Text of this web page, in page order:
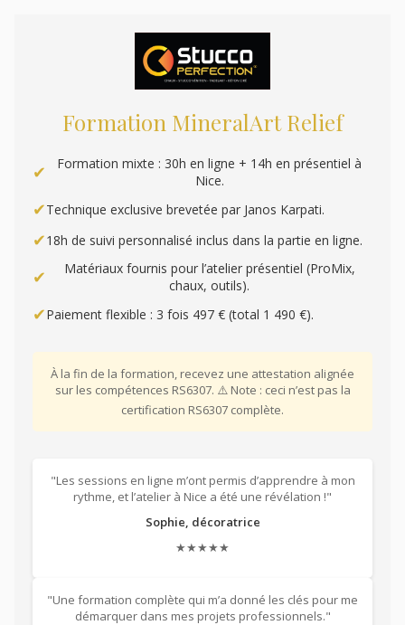
Formation MineralArt Relief
Formation mixte : 30h en ligne + 14h en présentiel à
Nice.
Technique exclusive brevetée par Janos Karpati.
18h de suivi personnalisé inclus dans la partie en ligne.
Matériaux fournis pour l’atelier présentiel (ProMix,
chaux, outils).
Paiement flexible : 3 fois 497 € (total 1 490 €).
À la fin de la formation, recevez une attestation alignée
sur les compétences RS6307. ⚠️ Note : ceci n’est pas la
certification RS6307 complète.
"Les sessions en ligne m’ont permis d’apprendre à mon
rythme, et l’atelier à Nice a été une révélation !"
Sophie, décoratrice
★★★★★
"Une formation complète qui m’a donné les clés pour me
démarquer dans mes projets professionnels."